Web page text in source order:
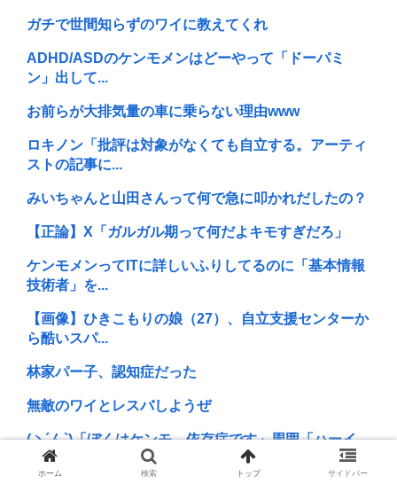
ガチで世間知らずのワイに教えてくれ
ADHD/ASDのケンモメンはどーやって「ドーパミ
ン」出して...
お前らが大排気量の車に乗らない理由www
ロキノン「批評は対象がなくても自立する。アーティ
ストの記事に...
みいちゃんと山田さんって何で急に叩かれだしたの？
【正論】X「ガルガル期って何だよキモすぎだろ」
ケンモメンってITに詳しいふりしてるのに「基本情報
技術者」を...
【画像】ひきこもりの娘（27）、自立支援センターか
ら酷いスパ...
林家パー子、認知症だった
無敵のワイとレスバしようぜ
(ヽ´ん`)「ぼくはケンモ、依存症です」周囲「ハーイ、
ケンモ...
ホーム 検索 トップ サイドバー